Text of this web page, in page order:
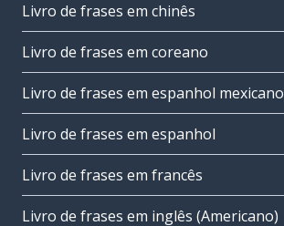
Livro de frases em chinês
Livro de frases em coreano
Livro de frases em espanhol mexicano
Livro de frases em espanhol
Livro de frases em francês
Livro de frases em inglês (Americano)